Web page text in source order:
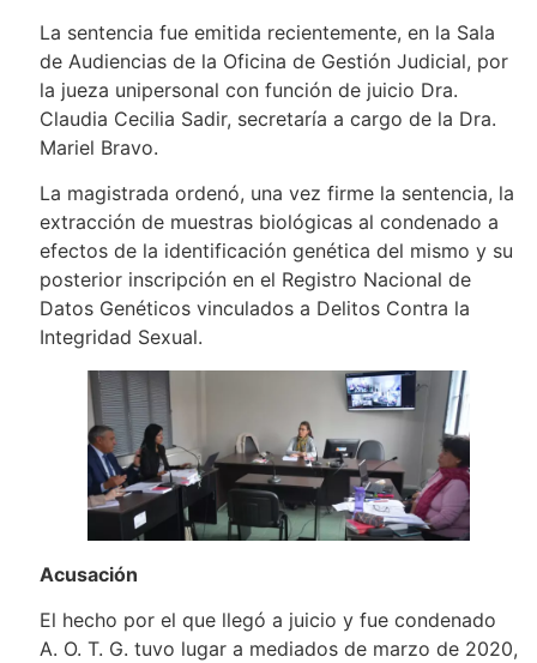
La sentencia fue emitida recientemente, en la Sala
de Audiencias de la Oficina de Gestión Judicial, por
la jueza unipersonal con función de juicio Dra.
Claudia Cecilia Sadir, secretaría a cargo de la Dra.
Mariel Bravo.
La magistrada ordenó, una vez firme la sentencia, la
extracción de muestras biológicas al condenado a
efectos de la identificación genética del mismo y su
posterior inscripción en el Registro Nacional de
Datos Genéticos vinculados a Delitos Contra la
Integridad Sexual.
Acusación
El hecho por el que llegó a juicio y fue condenado
A. O. T. G. tuvo lugar a mediados de marzo de 2020,